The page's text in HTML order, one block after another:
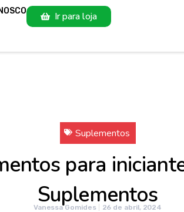
Ir para loja
Suplementos
para
Suplementos
Vanessa Gomides 26 de abril, 2024